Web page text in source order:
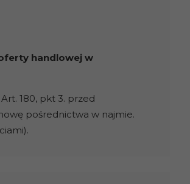
handlowej w
180, pkt 3. przed
pośrednictwa w najmie.